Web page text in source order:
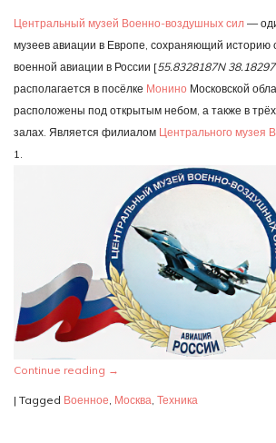
Центральный музей Военно-воздушных сил —
музеев авиации в Европе, сохраняющий историю
военной авиации в России [55.8328187N
располагается в посёлке Монино Московской
расположены под открытым небом, а также в
залах. Является филиалом Центрального музея
1.
Continue reading →
| Tagged Военное Москва Техника